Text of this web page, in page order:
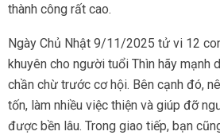
thành công rất cao.
Ngày Chủ Nhật 9/11/2025 tử vi 12
khuyên cho người tuổi Thìn hãy mạnh
chần chừ trước cơ hội. Bên cạnh đó,
tốn, làm nhiều việc thiện và giúp đỡ
được bền lâu. Trong giao tiếp, bạn